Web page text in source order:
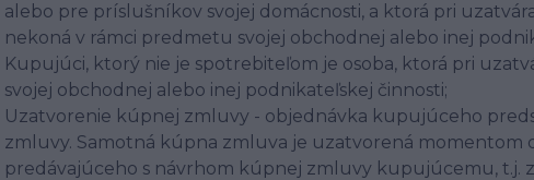
alebo pre príslušníkov svojej domácnosti, a ktorá pri
nekoná v rámci predmetu svojej obchodnej alebo inej
Kupujúci, ktorý nie je spotrebiteľom je osoba, ktorá pri
svojej obchodnej alebo inej podnikateľskej činnosti;
Uzatvorenie kúpnej zmluvy - objednávka kupujúceho
zmluvy. Samotná kúpna zmluva je uzatvorená momentom
predávajúceho s návrhom kúpnej zmluvy kupujúcemu, t.j.